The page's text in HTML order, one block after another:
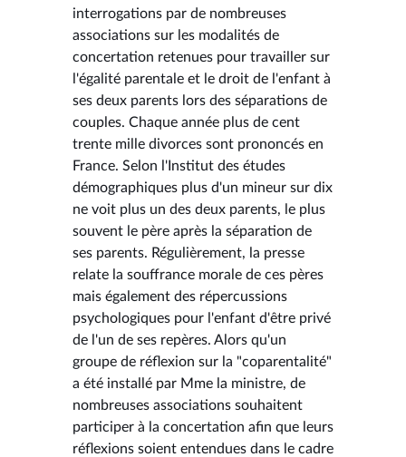
interrogations par de nombreuses
associations sur les modalités de
concertation retenues pour travailler sur
l'égalité parentale et le droit de l'enfant à
ses deux parents lors des séparations de
couples. Chaque année plus de cent
trente mille divorces sont prononcés en
France. Selon l'Institut des études
démographiques plus d'un mineur sur dix
ne voit plus un des deux parents, le plus
souvent le père après la séparation de
ses parents. Régulièrement, la presse
relate la souffrance morale de ces pères
mais également des répercussions
psychologiques pour l'enfant d'être privé
de l'un de ses repères. Alors qu'un
groupe de réflexion sur la "coparentalité"
a été installé par Mme la ministre, de
nombreuses associations souhaitent
participer à la concertation afin que leurs
réflexions soient entendues dans le cadre